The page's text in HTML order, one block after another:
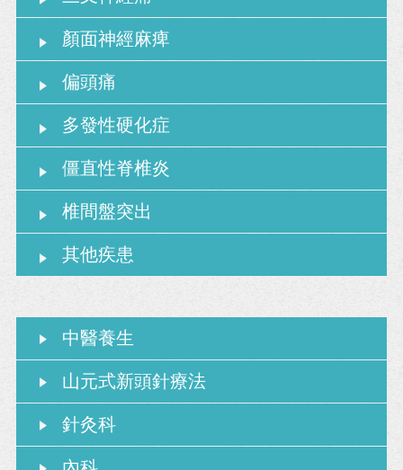
顏面神經麻痺
偏頭痛
多發性硬化症
僵直性脊椎炎
椎間盤突出
其他疾患
中醫養生
山元式新頭針療法
針灸科